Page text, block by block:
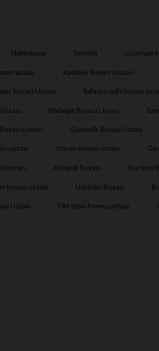
Hakkımızda İletisim Güzelyalı
ustası Kadıköy Boyacı Ustası
Boyacı Ustası Sahrayicedit boyacı
Maltepe Boyacı Ustası
Ustası Güvenilir Boyacı Ustası
ustası Uzman boyacı ustası
boyacı Kavacık Boyacı Kurtköy
boyacı ustası Üsküdar Boyacı
Ustası Fikirtepe boyacı ustası